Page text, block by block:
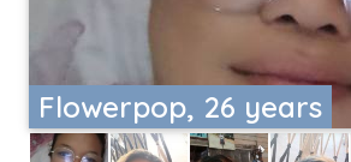
Flowerpop, 26 years